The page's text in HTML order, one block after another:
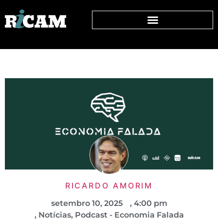
RICARDO AMORIM
setembro 10, 2025 , 4:00 pm
, Notícias, Podcast - Economia Falada